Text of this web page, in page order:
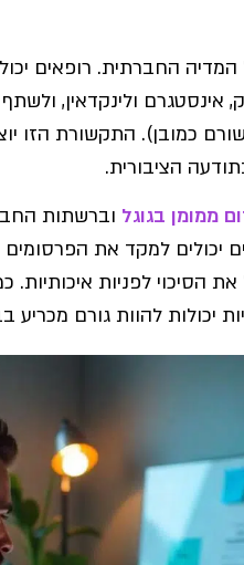
החברתית. רופאים
ולינקדאין,
כמובן). התקשורת הזו
הציבורית.
ממומן בגוגל וברשתות
יכולים למקד את
הסיכוי לפניות איכותיות.
יכולות להוות גורם